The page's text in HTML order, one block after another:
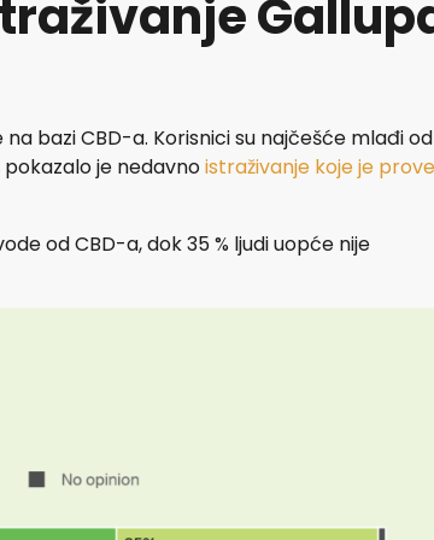
bazi CBD-a. Korisnici su najčešće mlađi od
pokazalo je nedavnoistraživanje koje je
od CBD-a, dok 35 % ljudi uopće nije